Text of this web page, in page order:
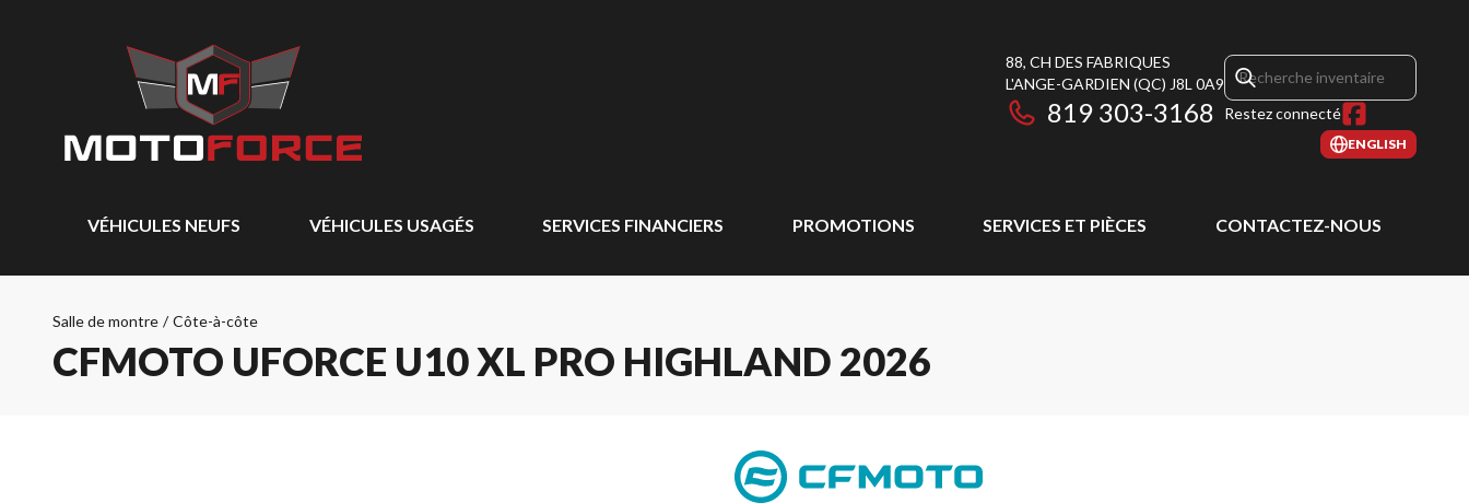
88, CH DES FABRIQUES
L'ANGE-GARDIEN (QC) J8L 0A9
819 303-3168 Restez connecté
ENGLISH
VÉHICULES NEUFS VÉHICULES USAGÉS SERVICES FINANCIERS PROMOTIONS SERVICES ET PIÈCES CONTACTEZ-NOUS
Salle de montre / Côte-à-côte
CFMOTO UFORCE U10 XL PRO HIGHLAND 2026